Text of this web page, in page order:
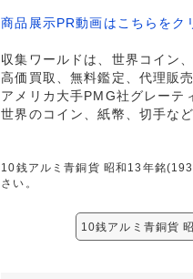
商品展示PR動画はこちらを
収集ワールドは、世界コイン
高価買取、無料鑑定、代理販
アメリカ大手PMG社グレーテ
世界のコイン、紙幣、切手な
10銭アルミ青銅貨 昭和13年銘
さい。
10銭アルミ青銅貨